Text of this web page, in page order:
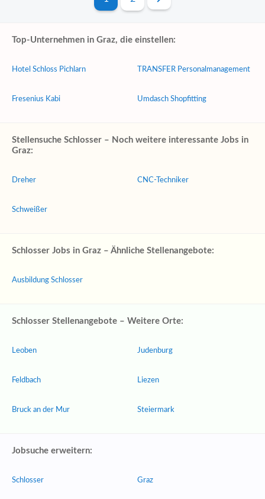
Top-Unternehmen in Graz, die einstellen:
Hotel Schloss Pichlarn
Fresenius Kabi
TRANSFER Personalmanagement
Umdasch Shopfitting
Stellensuche Schlosser – Noch weitere interessante Jobs in
Graz:
Dreher
Schweißer
CNC-Techniker
Schlosser Jobs in Graz – Ähnliche Stellenangebote:
Ausbildung Schlosser
Schlosser Stellenangebote – Weitere Orte:
Leoben
Feldbach
Bruck an der Mur
Judenburg
Liezen
Steiermark
Jobsuche erweitern:
Schlosser Graz